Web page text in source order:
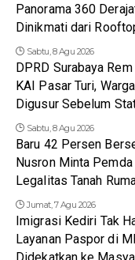
Panorama 360
Dinikmati dari
Sabtu, 8 Agu 2026
DPRD Surabaya
KAI Pasar Turi,
Digusur Sebelum
Sabtu, 8 Agu 2026
Baru 42 Persen
Nusron Minta
Legalitas Tanah
Jumat, 7 Agu 2026
Imigrasi Kediri Tak
Layanan Paspor di